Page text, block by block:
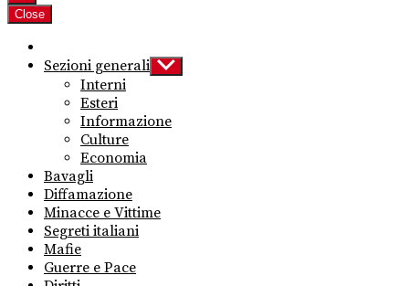
Close
Sezioni generali Show
sub
Interni
Esteri
Informazione
Culture
Economia
Bavagli
Diffamazione
Minacce e Vittime
Segreti italiani
Mafie
Guerre e Pace